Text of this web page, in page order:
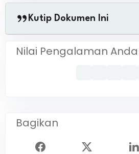
Kutip Dokumen Ini
Nilai Pengalaman Anda
Bagikan